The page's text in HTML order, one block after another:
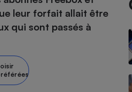
leur forfait allait être
qui sont passés à